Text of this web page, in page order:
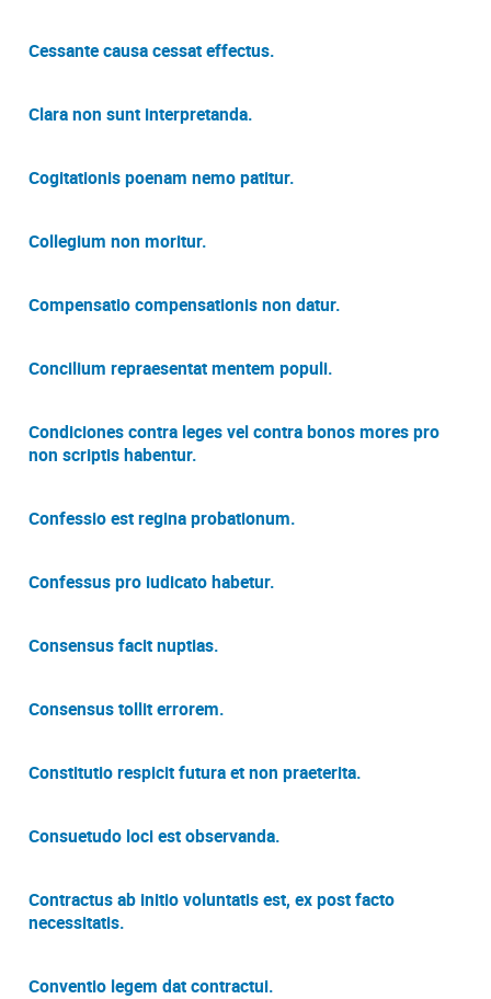
Cessante causa cessat effectus.
Clara non sunt interpretanda.
Cogitationis poenam nemo patitur.
Collegium non moritur.
Compensatio compensationis non datur.
Concilium repraesentat mentem populi.
Condiciones contra leges vel contra bonos mores pro
non scriptis habentur.
Confessio est regina probationum.
Confessus pro iudicato habetur.
Consensus facit nuptias.
Consensus tollit errorem.
Constitutio respicit futura et non praeterita.
Consuetudo loci est observanda.
Contractus ab initio voluntatis est, ex post facto
necessitatis.
Conventio legem dat contractui.